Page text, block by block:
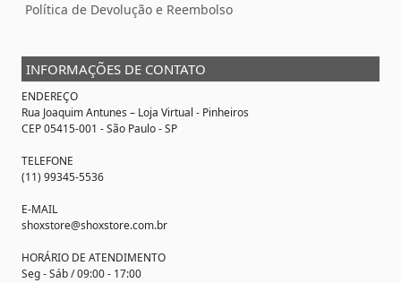
Política de Devolução e Reembolso
INFORMAÇÕES DE CONTATO
ENDEREÇO
Rua Joaquim Antunes – Loja Virtual - Pinheiros
CEP 05415-001 - São Paulo - SP
TELEFONE
(11) 99345-5536
E-MAIL
shoxstore@shoxstore.com.br
HORÁRIO DE ATENDIMENTO
Seg - Sáb / 09:00 - 17:00